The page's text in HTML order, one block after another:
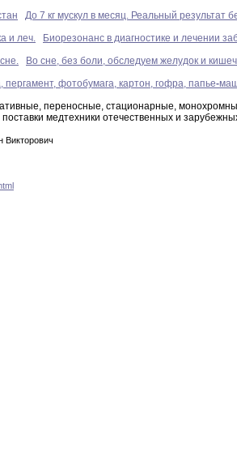
До 7 кг мускул в месяц. Реальный результат
и леч.
Биорезонанс в диагностике и лечении
Во сне, без боли, обследуем желудок и
пергамент, фотобумага, картон, гофра, папье-
, переносные, стационарные,
медтехники отечественных и
Викторович